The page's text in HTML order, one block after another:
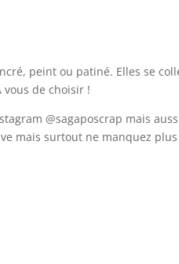
peint ou patiné. Elles se
de choisir !
@sagaposcrap mais
mais surtout ne manquez